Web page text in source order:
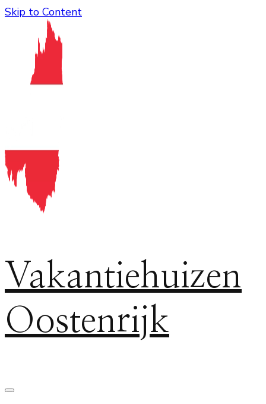
Skip to Content
Vakantiehuizen
Oostenrijk